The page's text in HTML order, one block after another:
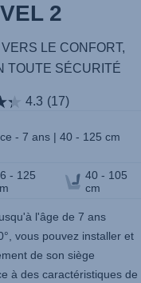
2
LE CONFORT,
TOUTE SÉCURITÉ
4.3 (17)
- 7 ans | 40 - 125 cm
- 125
40 - 105
cm
l'âge de 7 ans
vous pouvez installer et
de son siège
à des caractéristiques de